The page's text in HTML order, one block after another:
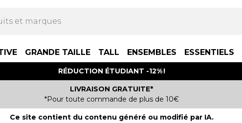
GRANDE TAILLE TALL ENSEMBLES ESSENTIELS
RÉDUCTION ÉTUDIANT -12% !
LIVRAISON GRATUITE*
*Pour toute commande de plus de 10€
Ce site contient du contenu généré ou modifié par IA.